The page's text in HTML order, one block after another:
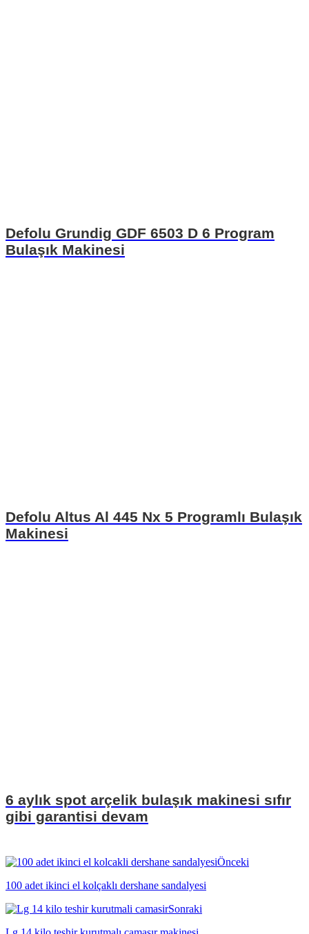
Defolu Grundig GDF 6503 D 6 Program
Bulaşık Makinesi
Defolu Altus Al 445 Nx 5 Programlı Bulaşık
Makinesi
6 aylık spot arçelik bulaşık makinesi sıfır
gibi garantisi devam
Önceki
100 adet ikinci el kolçaklı dershane sandalyesi
Sonraki